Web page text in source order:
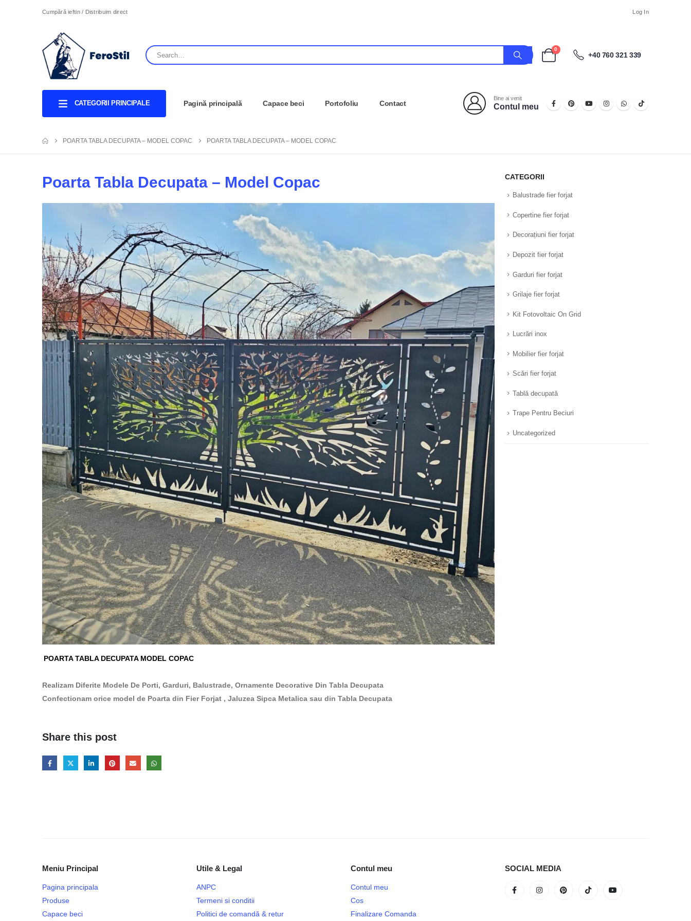
Cumpără ieftin / Distribuim direct Log In
0
+40 760 321 339
CATEGORII PRINCIPALE Pagină principală Capace beci Portofoliu Contact
Bine ai venit
Contul meu
POARTA TABLA DECUPATA – MODEL COPAC POARTA TABLA DECUPATA – MODEL COPAC
Poarta Tabla Decupata – Model Copac
POARTA TABLA DECUPATA MODEL COPAC
Realizam Diferite Modele De Porti, Garduri, Balustrade, Ornamente Decorative Din Tabla Decupata
Confectionam orice model de Poarta din Fier Forjat , Jaluzea Sipca Metalica sau din Tabla Decupata
Share this post
CATEGORII
Balustrade fier forjat
Copertine fier forjat
Decorațiuni fier forjat
Depozit fier forjat
Garduri fier forjat
Grilaje fier forjat
Kit Fotovoltaic On Grid
Lucrări inox
Mobilier fier forjat
Scări fier forjat
Tablă decupată
Trape Pentru Beciuri
Uncategorized
Meniu Principal
Pagina principala
Produse
Capace beci
Utile & Legal
ANPC
Termeni si conditii
Politici de comandă & retur
Contul meu
Contul meu
Cos
Finalizare Comanda
SOCIAL MEDIA